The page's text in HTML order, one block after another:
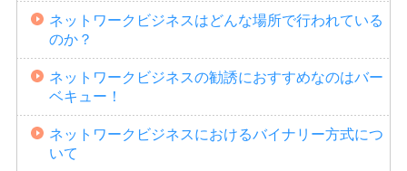
ネットワークビジネスはどんな場所で行われている
のか？
ネットワークビジネスの勧誘におすすめなのはバー
ベキュー！
ネットワークビジネスにおけるバイナリー方式につ
いて